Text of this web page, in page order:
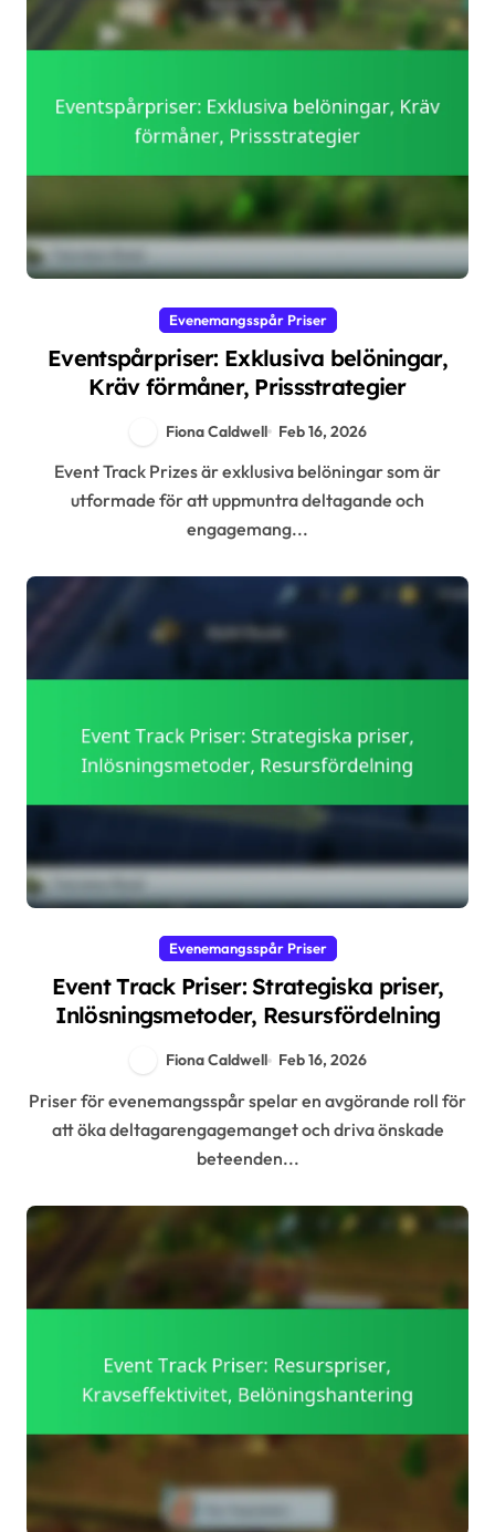
Evenemangsspår Priser
Eventspårpriser: Exklusiva belöningar,
Kräv förmåner, Prissstrategier
Fiona Caldwell Feb 16, 2026
Event Track Prizes är exklusiva belöningar som är
utformade för att uppmuntra deltagande och
engagemang...
Evenemangsspår Priser
Event Track Priser: Strategiska priser,
Inlösningsmetoder, Resursfördelning
Fiona Caldwell Feb 16, 2026
Priser för evenemangsspår spelar en avgörande roll för
att öka deltagarengagemanget och driva önskade
beteenden...